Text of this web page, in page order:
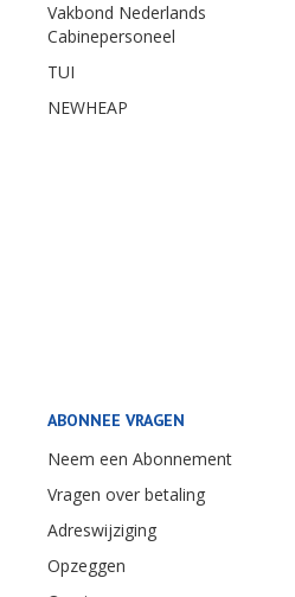
Vakbond Nederlands
Cabinepersoneel
TUI
NEWHEAP
ABONNEE VRAGEN
Neem een Abonnement
Vragen over betaling
Adreswijziging
Opzeggen